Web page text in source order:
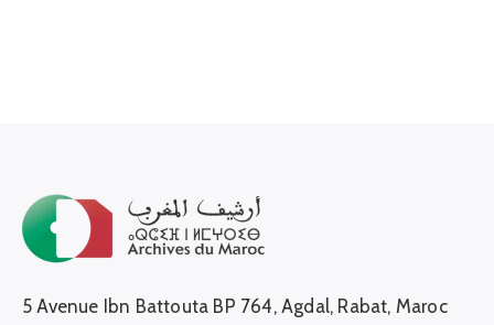
5 Avenue Ibn Battouta BP 764, Agdal, Rabat, Maroc